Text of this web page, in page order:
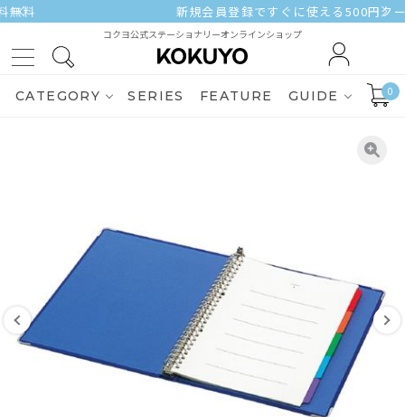
新規会員登録ですぐに使える500円クーポンをプレゼント
コクヨ公式ステーショナリーオンラインショップ
CATEGORY SERIES FEATURE GUIDE 0